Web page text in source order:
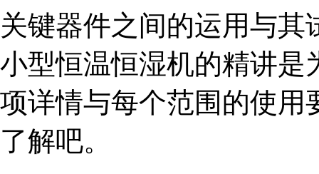
关键器件之间的运用与
小型恒温恒湿机的精讲是
项详情与每个范围的使用
了解吧。